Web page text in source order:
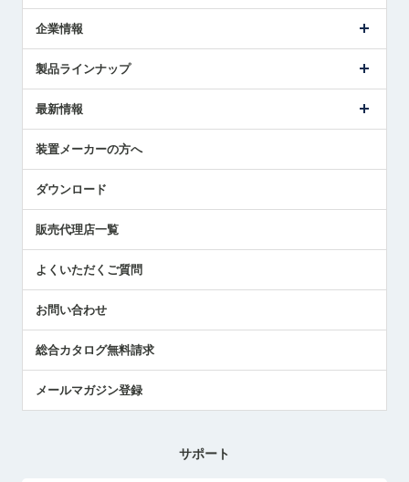
企業情報
ごあいさつ
受賞履歴
採用情報
国/地域/言語
製品ラインナップ
ツールセッタ製品
エアマイクロセンサ製品
最新情報
メトロールの技術
社員ブログ
中小企業のBCP地震対策
センサのテクニカルガイド
社長ブログ
装置メーカーの方へ
ダウンロード
販売代理店一覧
よくいただくご質問
お問い合わせ
総合カタログ無料請求
メールマガジン登録
サポート